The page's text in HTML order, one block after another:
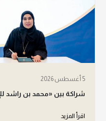
5 أغسطس 2026
شراكة بين «محمد بن راشد
اقرأ المزيد